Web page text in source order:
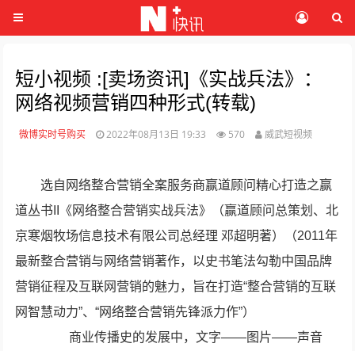
短小视频 :[卖场资讯]《实战兵法》：
网络视频营销四种形式(转载)
微博实时号购买 2022年08月13日 19:33 570 威武短视频
选自网络整合营销全案服务商赢道顾问精心打造之赢
道丛书II《网络整合营销实战兵法》（赢道顾问总策划、北
京寒烟牧场信息技术有限公司总经理 邓超明著）（2011年
最新整合营销与网络营销著作，以史书笔法勾勒中国品牌
营销征程及互联网营销的魅力，旨在打造“整合营销的互联
网智慧动力”、“网络整合营销先锋派力作”）
商业传播史的发展中，文字——图片——声音